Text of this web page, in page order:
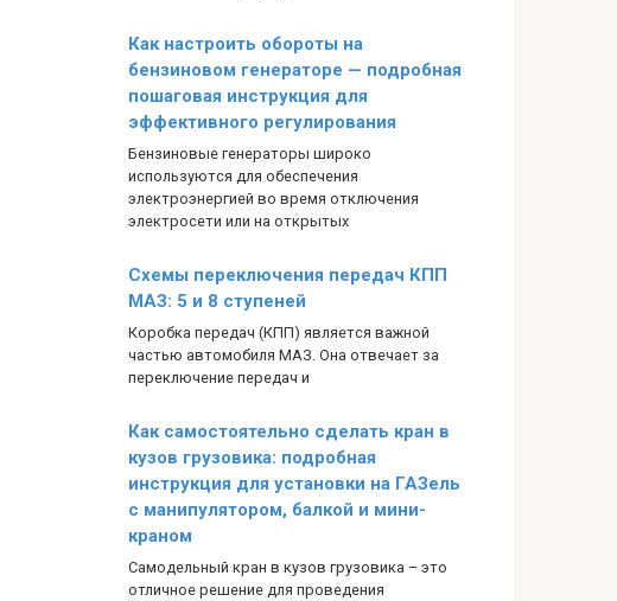
Как настроить обороты на
бензиновом генераторе — подробная
пошаговая инструкция для
эффективного регулирования
Бензиновые генераторы широко
используются для обеспечения
электроэнергией во время отключения
электросети или на открытых
Схемы переключения передач КПП
МАЗ: 5 и 8 ступеней
Коробка передач (КПП) является важной
частью автомобиля МАЗ. Она отвечает за
переключение передач и
Как самостоятельно сделать кран в
кузов грузовика: подробная
инструкция для установки на ГАЗель
с манипулятором, балкой и мини-
краном
Самодельный кран в кузов грузовика – это
отличное решение для проведения